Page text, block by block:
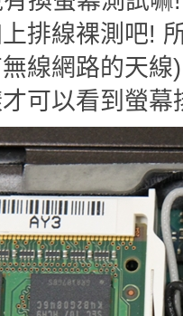
排線裸測吧!
線網路的天
可以看到螢幕